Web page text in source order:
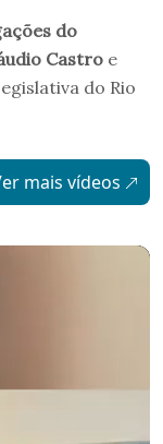
do
Castro e
do Rio
mais vídeos